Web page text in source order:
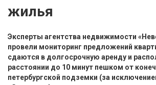
жилья
Эксперты агентства недвижимости
провели мониторинг предложений
сдаются в долгосрочную аренду и
расстоянии до 10 минут пешком от
петербургской подземки (за